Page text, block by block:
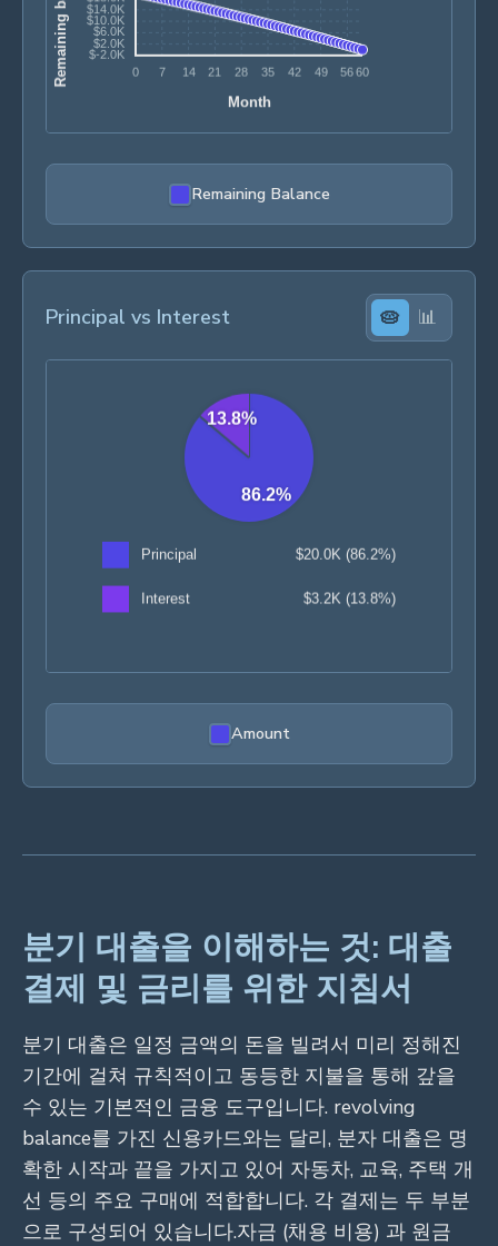
Remaining Balance
Principal vs Interest 🥧 📊
Amount
분기 대출을 이해하는 것: 대출
결제 및 금리를 위한 지침서
분기 대출은 일정 금액의 돈을 빌려서 미리 정해진
기간에 걸쳐 규칙적이고 동등한 지불을 통해 갚을
수 있는 기본적인 금융 도구입니다. revolving
balance를 가진 신용카드와는 달리, 분자 대출은 명
확한 시작과 끝을 가지고 있어 자동차, 교육, 주택 개
선 등의 주요 구매에 적합합니다. 각 결제는 두 부분
으로 구성되어 있습니다.자금 (채용 비용) 과 원금